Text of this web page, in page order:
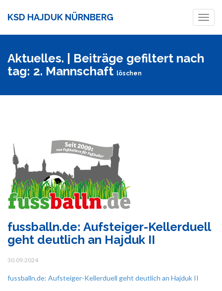
KSD HAJDUK NÜRNBERG
Aktuelles. | Beiträge gefiltert nach
tag: 2. Mannschaft löschen
fussballn.de: Aufsteiger-Kellerduell
geht deutlich an Hajduk II
30.09.2024
fussballn.de: Aufsteiger-Kellerduell geht deutlich an Hajduk II